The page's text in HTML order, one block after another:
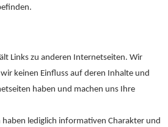
Links zu anderen Internetseiten. Wir
keinen Einfluss auf deren Inhalte und
haben und machen uns Ihre
haben lediglich informativen Charakter und